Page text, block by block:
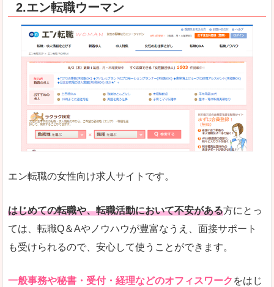
良いところ
スマホアプリやソーシャルアカウントが充実して
「ファッション・ブランドページ」という検索
悪いところ
事務などのオフィスワークを探している方にとっ
専門性が強い部分があるので、逆に一般的なお仕
詳しい説明
とにかく、女性ならではの職種の専門性が高いの
また、アパレル・コスメ、エステ・ネイル・美容
専門性が高いので、これらのお仕事に転職を考
2.エン転職ウーマン
エン転職の女性向け求人サイトです。
はじめての転職や、転職活動において不安がある方にとっ
ては、転職Q＆Aやノウハウが豊富なうえ、面接サポート
も受けられるので、安心して使うことができます。
一般事務や秘書・受付・経理などのオフィスワーク をはじ